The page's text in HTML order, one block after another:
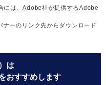
には、Adobe社が提供するAdobe
ーのリンク先からダウンロード
は
おすすめします